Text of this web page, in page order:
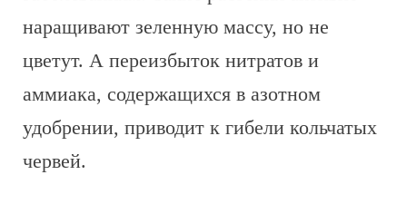
наращивают зеленную массу, но не
цветут. А переизбыток нитратов и
аммиака, содержащихся в азотном
удобрении, приводит к гибели кольчатых
червей.